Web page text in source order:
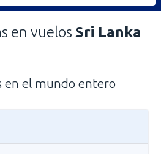
en vuelos Sri Lanka
en el mundo entero